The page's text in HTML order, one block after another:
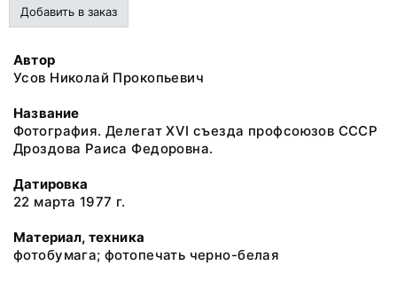
Добавить в заказ
Автор
Усов Николай Прокопьевич
Название
Фотография. Делегат XVI съезда профсоюзов СССР
Дроздова Раиса Федоровна.
Датировка
22 марта 1977 г.
Материал, техника
фотобумага; фотопечать черно-белая